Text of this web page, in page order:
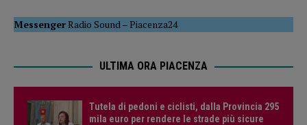
MessengerRadio Sound–Piacenza24
ULTIMA ORA PIACENZA
Tutela di pedoni e ciclisti, dalla Provincia 295
mila euro per rendere le strade più sicure